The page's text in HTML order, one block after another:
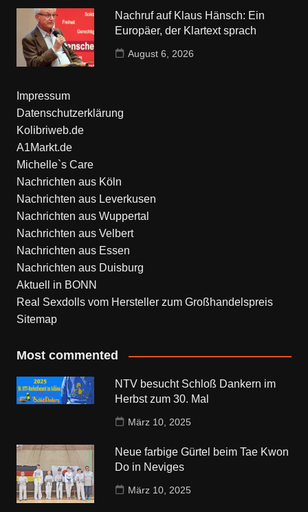
Nachruf auf Klaus Hänsch: Ein
Europäer, der Klartext sprach
August 6, 2026
Impressum
Datenschutzerklärung
Kolibriweb.de
A1Markt.de
Michelle`s Care
Nachrichten aus Köln
Nachrichten aus Leverkusen
Nachrichten aus Wuppertal
Nachrichten aus Velbert
Nachrichten aus Essen
Nachrichten aus Duisburg
Aktuell in BONN
Real Sexdolls vom Hersteller zum Großhandelspreis
Sitemap
Most commented
NTV besucht Schloß Dankern im
Herbst zum 30. Mal
März 10, 2025
Neue farbige Gürtel beim Tae Kwon
Do in Neviges
März 10, 2025